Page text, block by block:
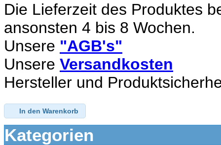
Die Lieferzeit des Produktes
ansonsten 4 bis 8 Wochen.
Unsere "AGB's"
Unsere Versandkosten
Hersteller und
In den Warenkorb
Kategorien